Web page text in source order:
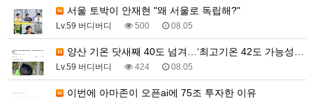
서울 토박이 안재현 "왜 서울로 독립해?"
Lv.59 버디버디 500 08.05
양산 기온 닷새째 40도 넘겨…‘최고기온 42도 가능성…
Lv.59 버디버디 424 08.05
이번에 아마존이 오픈ai에 75조 투자한 이유